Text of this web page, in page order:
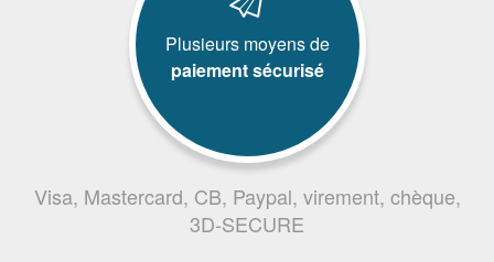
Plusieurs moyens de
paiement sécurisé
Visa, Mastercard, CB, Paypal, virement, chèque,
3D-SECURE